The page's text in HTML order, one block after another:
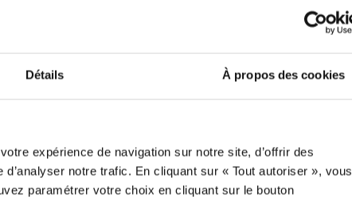
Détails À propos des cookies
expérience de navigation sur notre site, d’offrir des
notre trafic. En cliquant sur « Tout autoriser », vous
paramétrer votre choix en cliquant sur le bouton